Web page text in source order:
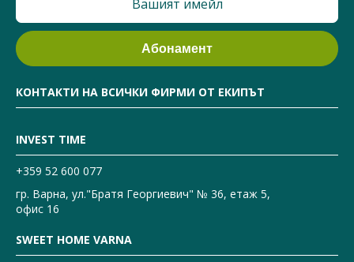
КОНТАКТИ НА ВСИЧКИ ФИРМИ ОТ ЕКИПЪТ
INVEST TIME
+359 52 600 077
гр. Варна, ул."Братя Георгиевич" № 36, етаж 5,
офис 16
SWEET HOME VARNA